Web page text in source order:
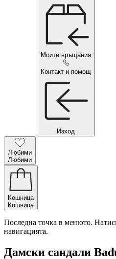
Моите връщания
Контакт и помощ
Изход
Любими
Любими
Кошница
Кошница
Последна точка в менюто.
навигацията.
Дамски сандали